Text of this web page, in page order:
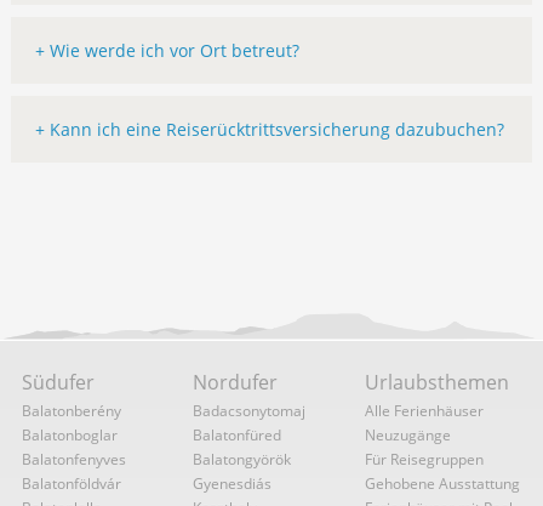
+ Wie werde ich vor Ort betreut?
+ Kann ich eine Reiserücktrittsversicherung dazubuchen?
Südufer
Balatonberény
Balatonboglar
Balatonfenyves
Balatonföldvár
Nordufer
Badacsonytomaj
Balatonfüred
Balatongyörök
Gyenesdiás
Urlaubsthemen
Alle Ferienhäuser
Neuzugänge
Für Reisegruppen
Gehobene Ausstattung